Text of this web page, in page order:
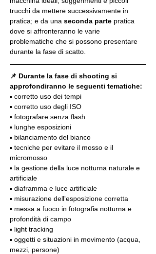
trucchi da mettere successivamente in
pratica; e da una seconda parte pratica
dove si affronteranno le varie
problematiche che si possono presentare
durante la fase di scatto.
📌 Durante la fase di shooting si
approfondiranno le seguenti tematiche:
▪️ corretto uso dei tempi
▪️ corretto uso degli ISO
▪️ fotografare senza flash
▪️ lunghe esposizioni
▪️ bilanciamento del bianco
▪️ tecniche per evitare il mosso e il
micromosso
▪️ la gestione della luce notturna naturale e
artificiale
▪️ diaframma e luce artificiale
▪️ misurazione dell'esposizione corretta
▪️ messa a fuoco in fotografia notturna e
profondità di campo
▪️ light tracking
▪️ oggetti e situazioni in movimento (acqua,
mezzi, persone)